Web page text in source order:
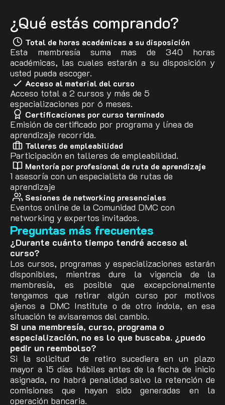
¿Qué estás comprando?
Total de horas académicas a su disposición
Esta membresía suma mas de 340 horas
académicas, las cuales estarán a su disposición y
usted pueda escoger.
Acceso al material del curso
Acceso total a 2 cursos y más de 5
especializaciones por 6 meses.
Certificaciones por curso terminado
Emisión de certificado por programa y línea de
aprendizaje recorrida.
Talleres de empleabilidad
Participación en talleres de empleabilidad.
Mentoría por profesional de ruta de aprendizaje
1 asesoría con un especialista de rutas de
aprendizaje
Sesiones de networking presenciales
Eventos online de la Comunidad DMC con
networking y expertos invitados.
Preguntas más frecuentes
¿Durante cuánto tiempo tendré acceso al
curso?
Los cursos, programas y especializaciones estarán
disponibles, mientras dure la vigencia de la
membresía, es posible que excepcionalmente
tengamos que retirar algún curso por motivos
ajenos a DMC Institute o de otro índole, en esa
situación te avisaremos del cambio.
Si una membresía, curso, programa o
especialización, no es lo que buscaba. ¿puedo
pedir un reembolso?
Si la solicitud de retiro sucediera en un plazo
mayor a 15 días hábiles antes de la fecha de inicio
asignada, no habrá penalidad salvo la retención de
comisiones que hayan sido generadas en la
operación bancaria.